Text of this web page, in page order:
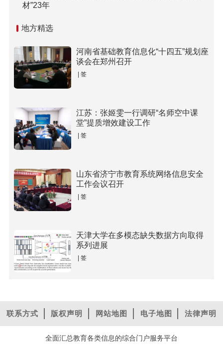
材”23年
地方精选
河南省基础教育信息化“十四五”规划座
谈会在郑州召开
| 签
江苏：张姬雯一行调研“名师空中课
堂”提质增效建设工作
| 签
山东省济宁市教育系统网络信息安全
工作会议召开
| 签
天津大学在多模态缺失数据方向取得
系列进展
| 签
联系方式 版权声明 网站地图 电子地图 法律声明
全面汇总教育各类信息的综合门户服务平台